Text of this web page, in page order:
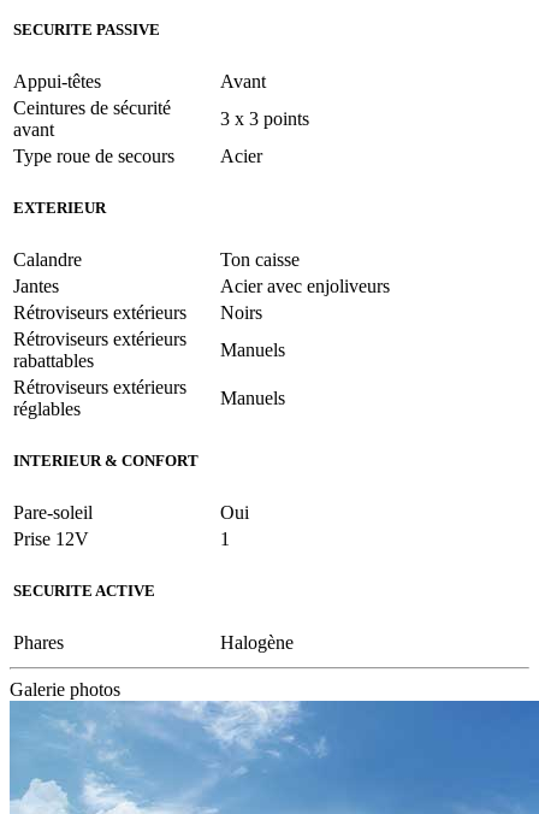
SECURITE PASSIVE
Appui-têtes
Avant
Ceintures de sécurité
avant
3 x 3 points
Type roue de secours
Acier
EXTERIEUR
Calandre
Ton caisse
Jantes
Acier avec enjoliveurs
Rétroviseurs extérieurs
Noirs
Rétroviseurs extérieurs
rabattables
Manuels
Rétroviseurs extérieurs
réglables
Manuels
INTERIEUR & CONFORT
Pare-soleil
Oui
Prise 12V
1
SECURITE ACTIVE
Phares Halogène
Galerie photos